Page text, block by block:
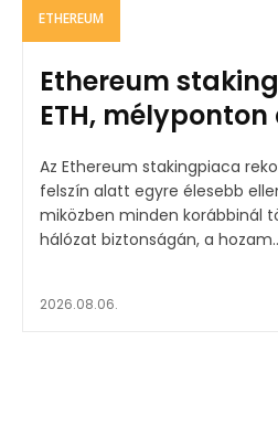
ETHEREUM
Ethereum
ETH,
Az Ethereum stakingpiaca
felszín alatt egyre élesebb
miközben minden korábbinál
hálózat biztonságán, a
2026.08.06.